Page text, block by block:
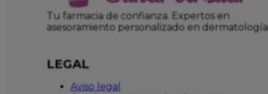
Tu farmacia de confianza. Expertos en
asesoramiento personalizado en dermatología
LEGAL
Aviso legal